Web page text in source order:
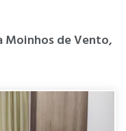
Moinhos de Vento,